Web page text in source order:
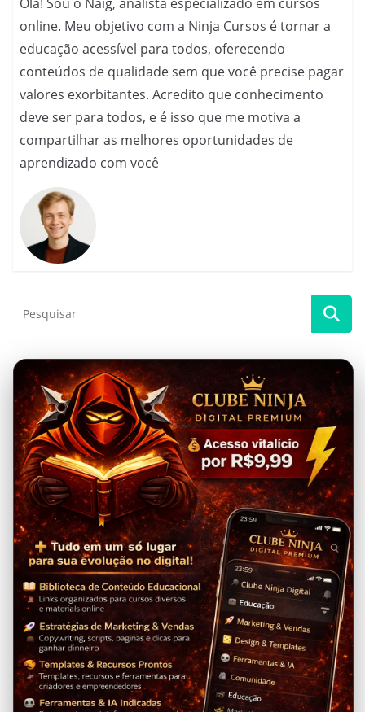
online. Meu objetivo com a Ninja Cursos é tornar a
educação acessível para todos, oferecendo
conteúdos de qualidade sem que você precise pagar
valores exorbitantes. Acredito que conhecimento
deve ser para todos, e é isso que me motiva a
compartilhar as melhores oportunidades de
aprendizado com você